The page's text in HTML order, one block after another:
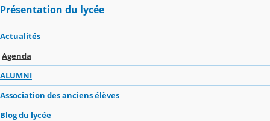
Présentation du lycée
Actualités
Agenda
ALUMNI
Association des anciens élèves
Blog du lycée